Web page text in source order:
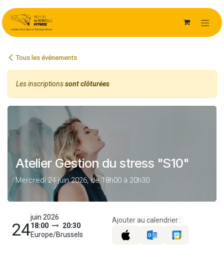
Tous les événements
Les inscriptionssont clôturées
Atelier Gestion du stress "S10"
Mercredi 24 juin 2026, de 18h00 à 20h30
24
juin 2026
18:00
20:30
Europe/Brussels
Ajouter au calendrier :